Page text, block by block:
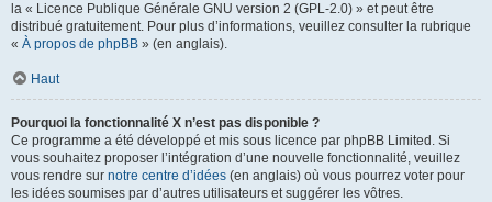
la « Licence Publique Générale GNU version 2 (GPL-2.0) » et peut être
distribué gratuitement. Pour plus d’informations, veuillez consulter la rubrique
« À propos de phpBB » (en anglais).
Haut
Pourquoi la fonctionnalité X n’est pas disponible ?
Ce programme a été développé et mis sous licence par phpBB Limited. Si
vous souhaitez proposer l’intégration d’une nouvelle fonctionnalité, veuillez
vous rendre sur notre centre d’idées (en anglais) où vous pourrez voter pour
les idées soumises par d’autres utilisateurs et suggérer les vôtres.